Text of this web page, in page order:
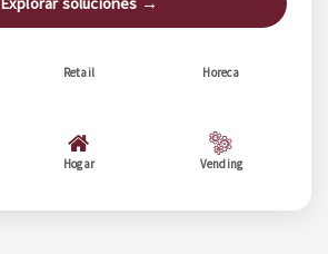
Retail Horeca
Hogar Vending